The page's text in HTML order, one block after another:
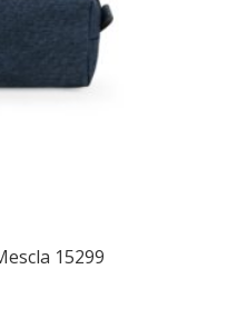
15299